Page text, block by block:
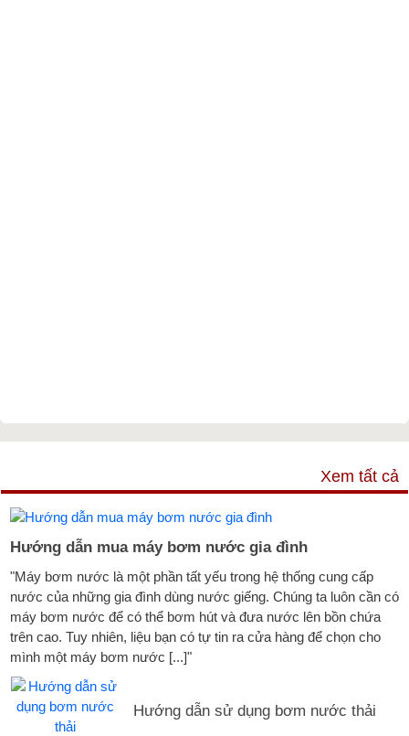
Xem tất cả
Hướng dẫn mua máy bơm nước gia đình
"Máy bơm nước là một phần tất yếu trong hệ thống cung cấp
nước của những gia đình dùng nước giếng. Chúng ta luôn cần có
máy bơm nước để có thể bơm hút và đưa nước lên bồn chứa
trên cao. Tuy nhiên, liệu bạn có tự tin ra cửa hàng để chọn cho
mình một máy bơm nước [...]"
Hướng dẫn sử dụng bơm nước thải